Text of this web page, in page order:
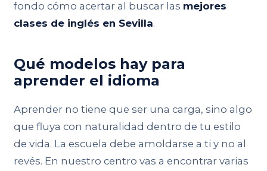
fondo cómo acertar al buscar las mejores
clases de inglés en Sevilla.
Qué modelos hay para
aprender el idioma
Aprender no tiene que ser una carga, sino algo
que fluya con naturalidad dentro de tu estilo
de vida. La escuela debe amoldarse a ti y no al
revés. En nuestro centro vas a encontrar varias